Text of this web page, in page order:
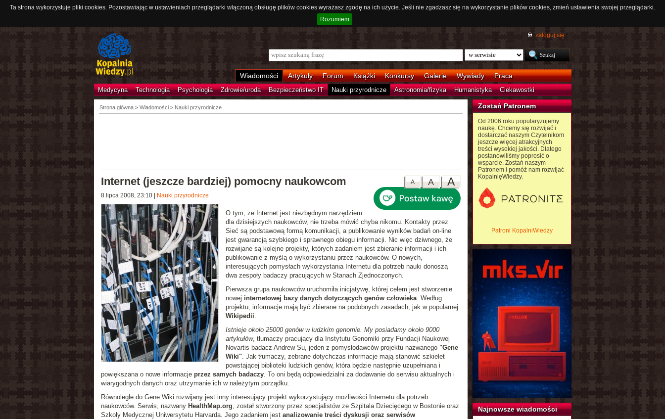
Ta strona wykorzystuje pliki cookies. Pozostawiając w ustawieniach przeglądarki włączoną obsługę plików cookies wyrażasz zgodę na ich użycie. Jeśli nie zgadzasz się na wykorzystanie plików cookies, zmień ustawienia swojej przeglądarki.
Rozumiem
zaloguj się
Wiadomości Artykuły Forum Książki Konkursy Galerie Wywiady Praca
Medycyna Technologia Psychologia Zdrowie/uroda Bezpieczeństwo IT Nauki przyrodnicze Astronomia/fizyka Humanistyka Ciekawostki
Strona główna> Wiadomości > Nauki przyrodnicze
A
A
A
Internet (jeszcze bardziej) pomocny naukowcom
8 lipca 2008, 23:10| Nauki przyrodnicze
O tym, że Internet jest niezbędnym narzędziem
dla dzisiejszych naukowców, nie trzeba mówić chyba nikomu. Kontakty przez
Sieć są podstawową formą komunikacji, a publikowanie wyników badań on-line
jest gwarancją szybkiego i sprawnego obiegu informacji. Nic więc dziwnego, że
rozwijane są kolejne projekty, których zadaniem jest zbieranie informacji i ich
publikowanie z myślą o wykorzystaniu przez naukowców. O nowych,
interesujących pomysłach wykorzystania Internetu dla potrzeb nauki donoszą
dwa zespoły badaczy pracujących w Stanach Zjednoczonych.
Pierwsza grupa naukowców uruchomiła inicjatywę, której celem jest stworzenie
nowej internetowej bazy danych dotyczących genów człowieka. Według
projektu, informacje mają być zbierane na podobnych zasadach, jak w popularnej
Wikipedii.
Istnieje około 25000 genów w ludzkim genomie. My posiadamy około 9000
artykułów, tłumaczy pracujący dla Instytutu Genomiki przy Fundacji Naukowej
Novartis badacz Andrew Su, jeden z pomysłodawców projektu nazwanego "Gene
Wiki". Jak tłumaczy, zebrane dotychczas informacje mają stanowić szkielet
powstającej biblioteki ludzkich genów, która będzie następnie uzupełniana i
powiększana o nowe informacje przez samych badaczy. To oni będą odpowiedzialni za dodawanie do serwisu aktualnych i
wiarygodnych danych oraz utrzymanie ich w należytym porządku.
Równolegle do Gene Wiki rozwijany jest inny interesujący projekt wykorzystujący możliwości Internetu dla potrzeb
naukowców. Serwis, nazwany HealthMap.org, został stworzony przez specjalistów ze Szpitala Dziecięcego w Bostonie oraz
Szkoły Medycznej Uniwersytetu Harvarda. Jego zadaniem jest analizowanie treści dyskusji oraz serwisów
Zostań Patronem
Od 2006 roku popularyzujemy
naukę. Chcemy się rozwijać i
dostarczać naszym Czytelnikom
jeszcze więcej atrakcyjnych
treści wysokiej jakości. Dlatego
postanowiliśmy poprosić o
wsparcie. Zostań naszym
Patronem i pomóż nam rozwijać
KopalnięWiedzy.
Patroni KopalniWiedzy
Najnowsze wiadomości